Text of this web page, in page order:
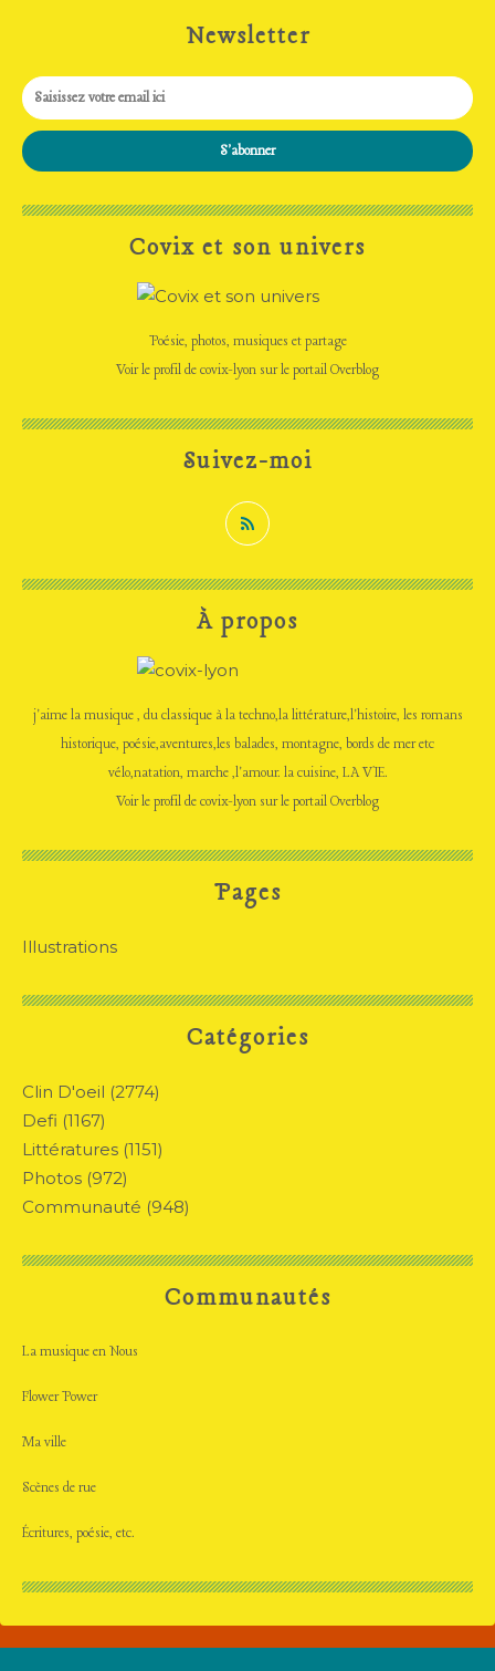
Newsletter
Catégories
Clin D'oeil (2774)
Defi (1167)
Littératures (1151)
Photos (972)
Communauté (948)
Pages
Illustrations
Covix et son univers
Poésie, photos, musiques et partage
Voir le profil decovix-lyon sur le portail Overblog
Suivez-moi
À propos
j'aime la musique , du classique à la techno,la littérature,l'histoire, les romans
historique, poésie,aventures,les balades, montagne, bords de mer etc
vélo,natation, marche ,l'amour. la cuisine, LA VIE.
Voir le profil decovix-lyon sur le portail Overblog
Communautés
La musique en Nous
Flower Power
Ma ville
Scènes de rue
Écritures, poésie, etc.